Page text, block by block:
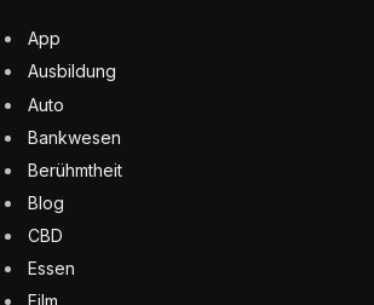
App
Ausbildung
Auto
Bankwesen
Berühmtheit
Blog
CBD
Essen